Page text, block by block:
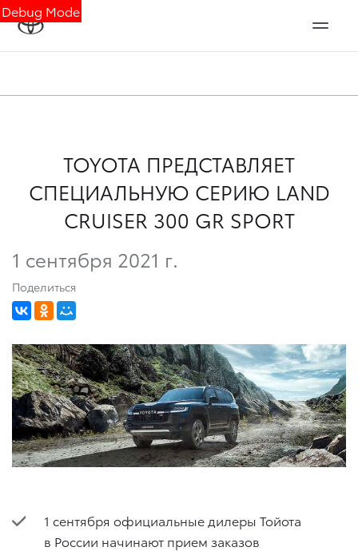
Debug Mode
TOYOTA ПРЕДСТАВЛЯЕТ
СПЕЦИАЛЬНУЮ СЕРИЮ LAND
CRUISER 300 GR SPORT
1 сентября 2021 г.
Поделиться
1 сентября официальные дилеры Тойота
в России начинают прием заказов